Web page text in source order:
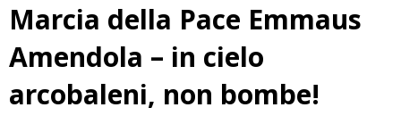
Marcia della Pace Emmaus
Amendola – in cielo
arcobaleni, non bombe!